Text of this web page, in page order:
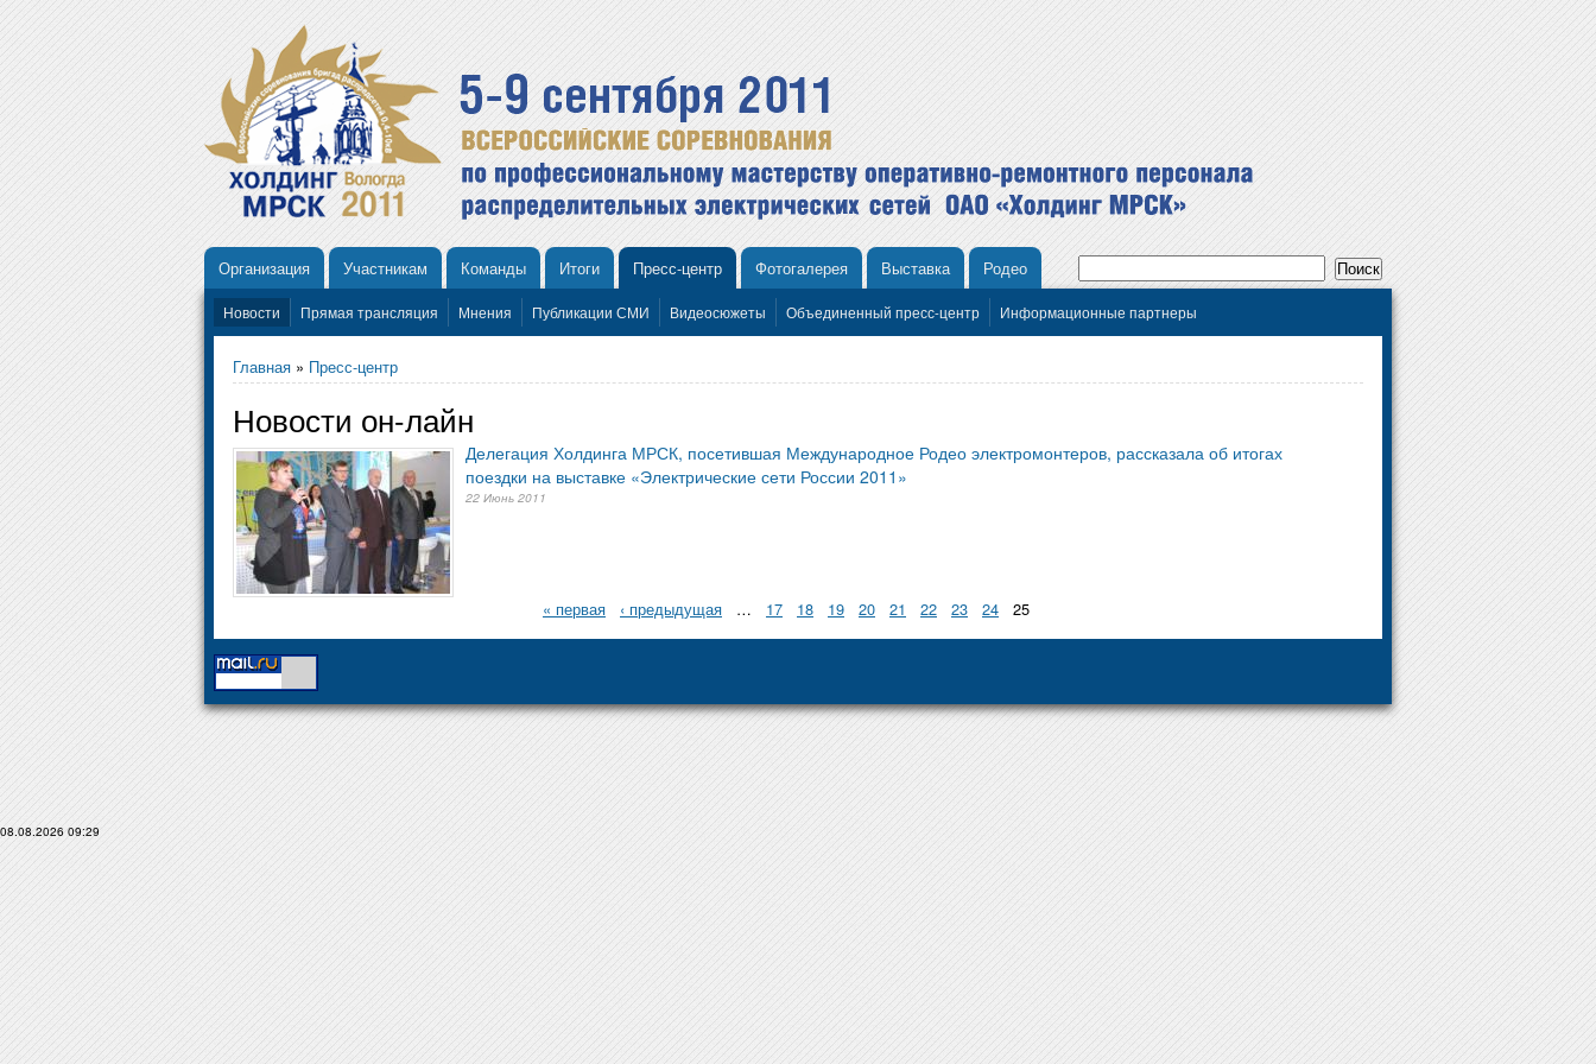
Организация Участникам Команды Итоги Пресс-центр Фотогалерея Выставка Родео
Новости Прямая трансляция Мнения Публикации СМИ Видеосюжеты Объединенный пресс-центр Информационные партнеры
Главная » Пресс-центр
Новости он-лайн
Делегация Холдинга МРСК, посетившая Международное Родео электромонтеров, рассказала об итогах
поездки на выставке «Электрические сети России 2011»
22 Июнь 2011
« первая ‹ предыдущая … 17 18 19 20 21 22 23 24 25
08.08.2026 09:29